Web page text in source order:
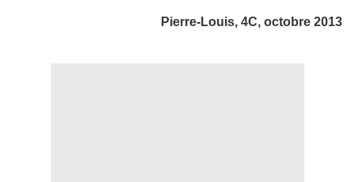
Pierre-Louis, 4C, octobre 2013